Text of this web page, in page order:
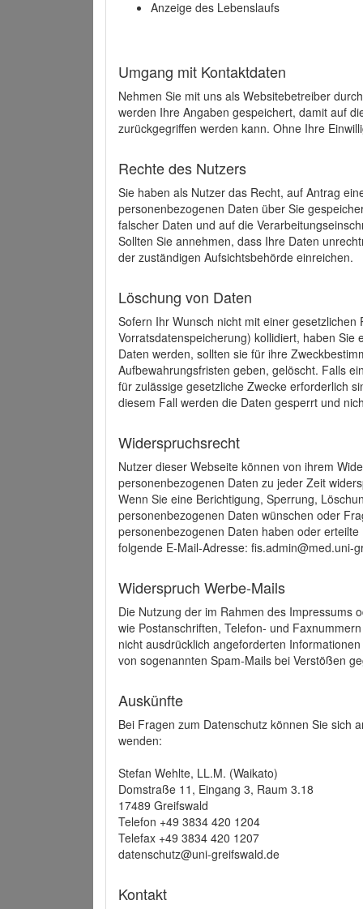
Anzeige des Lebenslaufs
Umgang mit Kontaktdaten
Nehmen Sie mit uns als Websitebetreiber
werden Ihre Angaben gespeichert, damit auf
zurückgegriffen werden kann. Ohne Ihre
Rechte des Nutzers
Sie haben als Nutzer das Recht, auf Antrag
personenbezogenen Daten über Sie
falscher Daten und auf die
Sollten Sie annehmen, dass Ihre Daten
der zuständigen Aufsichtsbehörde einreichen.
Löschung von Daten
Sofern Ihr Wunsch nicht mit einer
Vorratsdatenspeicherung) kollidiert, haben
Daten werden, sollten sie für ihre
Aufbewahrungsfristen geben, gelöscht. Falls
für zulässige gesetzliche Zwecke erforderlich
diesem Fall werden die Daten gesperrt und
Widerspruchsrecht
Nutzer dieser Webseite können von ihrem
personenbezogenen Daten zu jeder Zeit
Wenn Sie eine Berichtigung, Sperrung,
personenbezogenen Daten wünschen oder
personenbezogenen Daten haben oder
folgende E-Mail-Adresse: fis.admin@med.uni-
Widerspruch Werbe-Mails
Die Nutzung der im Rahmen des Impressums
wie Postanschriften, Telefon- und
nicht ausdrücklich angeforderten
von sogenannten Spam-Mails bei Verstößen
Auskünfte
Bei Fragen zum Datenschutz können Sie sich
wenden:
Stefan Wehlte, LL.M. (Waikato)
Domstraße 11, Eingang 3, Raum 3.18
17489 Greifswald
Telefon +49 3834 420 1204
Telefax +49 3834 420 1207
datenschutz@uni-greifswald.de
Kontakt